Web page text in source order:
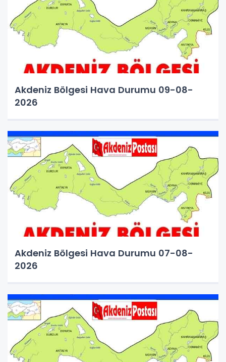
Akdeniz Bölgesi Hava Durumu 09-08-
2026
Akdeniz Bölgesi Hava Durumu 07-08-
2026